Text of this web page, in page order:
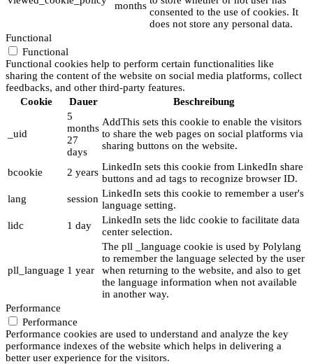
months
consented to the use of cookies. It
does not store any personal data.
Functional
Functional
Functional cookies help to perform certain functionalities like
sharing the content of the website on social media platforms, collect
feedbacks, and other third-party features.
Cookie
Dauer Beschreibung
_uid
5
months
27
days
AddThis sets this cookie to enable the visitors
to share the web pages on social platforms via
sharing buttons on the website.
bcookie 2 years LinkedIn sets this cookie from LinkedIn share
buttons and ad tags to recognize browser ID.
lang
session LinkedIn sets this cookie to remember a user's
language setting.
lidc
1 day
LinkedIn sets the lidc cookie to facilitate data
center selection.
pll_language 1 year
The pll _language cookie is used by Polylang
to remember the language selected by the user
when returning to the website, and also to get
the language information when not available
in another way.
Performance
Performance
Performance cookies are used to understand and analyze the key
performance indexes of the website which helps in delivering a
better user experience for the visitors.